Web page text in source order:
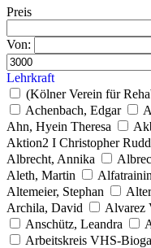
Preis
Von:
Lehrkraft
(Kölner Verein für
Achenbach, Edgar
Ahn, Hyein Theresa
Aktion2 I Christopher
Albrecht, Annika
Aleth, Martin
Altemeier, Stephan
Archila, David
Alvarez
Anschütz, Leandra
Arbeitskreis VHS-